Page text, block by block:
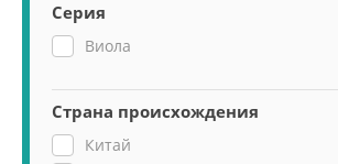
Серия
Виола
Страна происхождения
Китай